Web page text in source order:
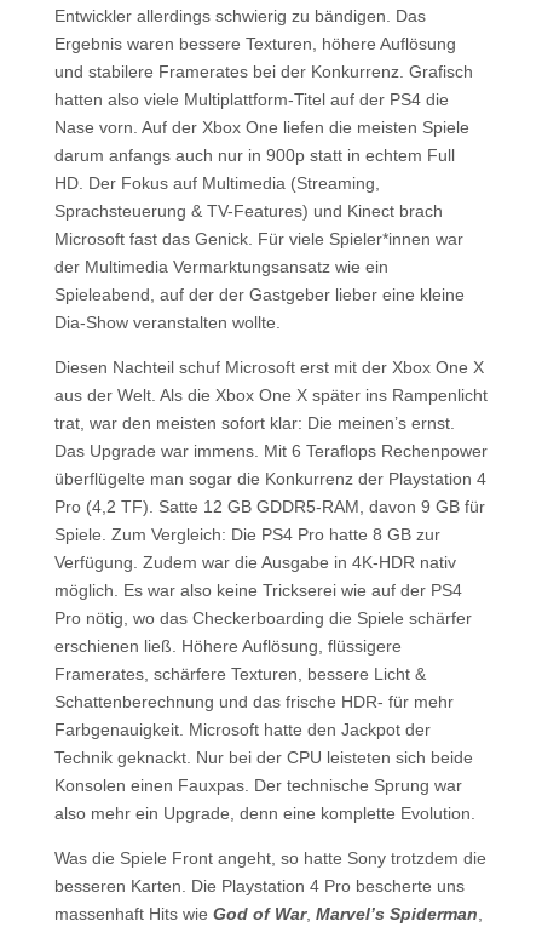
Entwickler allerdings schwierig zu bändigen. Das
Ergebnis waren bessere Texturen, höhere Auflösung
und stabilere Framerates bei der Konkurrenz. Grafisch
hatten also viele Multiplattform-Titel auf der PS4 die
Nase vorn. Auf der Xbox One liefen die meisten Spiele
darum anfangs auch nur in 900p statt in echtem Full
HD. Der Fokus auf Multimedia (Streaming,
Sprachsteuerung & TV-Features) und Kinect brach
Microsoft fast das Genick. Für viele Spieler*innen war
der Multimedia Vermarktungsansatz wie ein
Spieleabend, auf der der Gastgeber lieber eine kleine
Dia-Show veranstalten wollte.
Diesen Nachteil schuf Microsoft erst mit der Xbox One X
aus der Welt. Als die Xbox One X später ins Rampenlicht
trat, war den meisten sofort klar: Die meinen’s ernst.
Das Upgrade war immens. Mit 6 Teraflops Rechenpower
überflügelte man sogar die Konkurrenz der Playstation 4
Pro (4,2 TF). Satte 12 GB GDDR5-RAM, davon 9 GB für
Spiele. Zum Vergleich: Die PS4 Pro hatte 8 GB zur
Verfügung. Zudem war die Ausgabe in 4K-HDR nativ
möglich. Es war also keine Trickserei wie auf der PS4
Pro nötig, wo das Checkerboarding die Spiele schärfer
erschienen ließ. Höhere Auflösung, flüssigere
Framerates, schärfere Texturen, bessere Licht &
Schattenberechnung und das frische HDR- für mehr
Farbgenauigkeit. Microsoft hatte den Jackpot der
Technik geknackt. Nur bei der CPU leisteten sich beide
Konsolen einen Fauxpas. Der technische Sprung war
also mehr ein Upgrade, denn eine komplette Evolution.
Was die Spiele Front angeht, so hatte Sony trotzdem die
besseren Karten. Die Playstation 4 Pro bescherte uns
massenhaft Hits wie God of War, Marvel’s Spiderman